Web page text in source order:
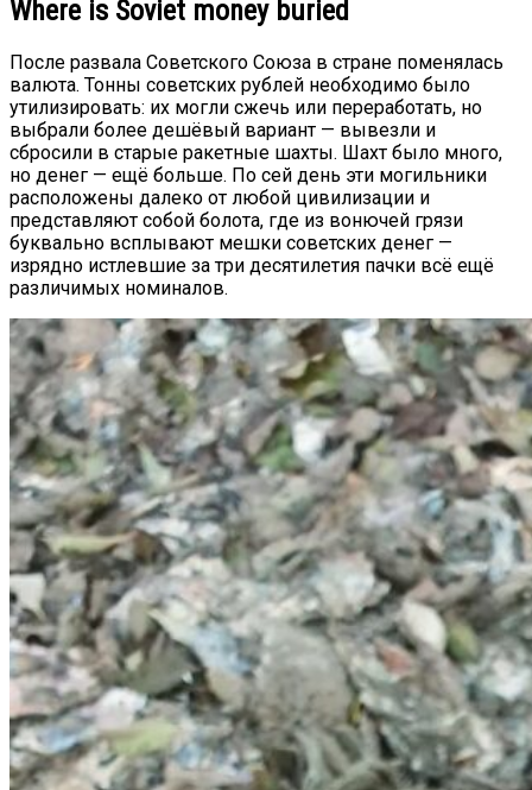
Where is Soviet money buried
После развала Советского Союза в стране поменялась
валюта. Тонны советских рублей необходимо было
утилизировать: их могли сжечь или переработать, но
выбрали более дешёвый вариант — вывезли и
сбросили в старые ракетные шахты. Шахт было много,
но денег — ещё больше. По сей день эти могильники
расположены далеко от любой цивилизации и
представляют собой болота, где из вонючей грязи
буквально всплывают мешки советских денег —
изрядно истлевшие за три десятилетия пачки всё ещё
различимых номиналов.